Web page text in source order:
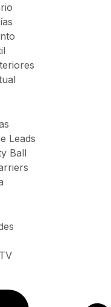
Leads
Ball